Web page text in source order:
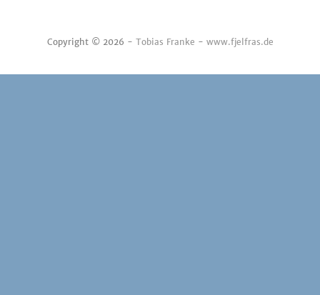
Copyright © 2026 - Tobias Franke - www.fjelfras.de